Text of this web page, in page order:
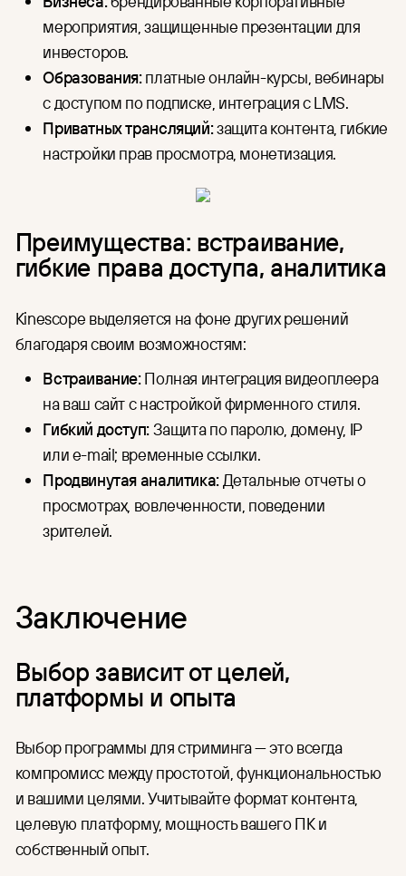
мероприятия, защищенные презентации для
инвесторов.
Образования:платные онлайн-курсы, вебинары
с доступом по подписке, интеграция с LMS.
Приватных трансляций:защита контента, гибкие
настройки прав просмотра, монетизация.
Преимущества: встраивание,
гибкие права доступа, аналитика
Kinescope выделяется на фоне других решений
благодаря своим возможностям:
Встраивание:Полная интеграция видеоплеера
на ваш сайт с настройкой фирменного стиля.
Гибкий доступ:Защита по паролю, домену, IP
или e-mail; временные ссылки.
Продвинутая аналитика:Детальные отчеты о
просмотрах, вовлеченности, поведении
зрителей.
Заключение
Выбор зависит от целей,
платформы и опыта
Выбор программы для стриминга — это всегда
компромисс между простотой, функциональностью
и вашими целями. Учитывайте формат контента,
целевую платформу, мощность вашего ПК и
собственный опыт.